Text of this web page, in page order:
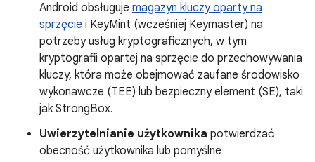
Android obsługuje magazyn kluczy oparty na
sprzęcie i KeyMint (wcześniej Keymaster) na
potrzeby usług kryptograficznych, w tym
kryptografii opartej na sprzęcie do przechowywania
kluczy, która może obejmować zaufane środowisko
wykonawcze (TEE) lub bezpieczny element (SE), taki
jak StrongBox.
Uwierzytelnianie użytkownika potwierdzać
obecność użytkownika lub pomyślne